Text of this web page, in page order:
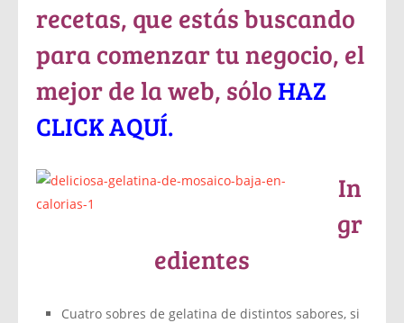
recetas, que estás buscando
para comenzar tu negocio, el
mejor de la web, sóloHAZ
CLICK AQUÍ.
In
gr
edientes
Cuatro sobres de gelatina de distintos sabores, si